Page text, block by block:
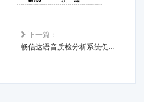
下一篇：
畅信达语音质检分析系统促进呼叫中心高效管理